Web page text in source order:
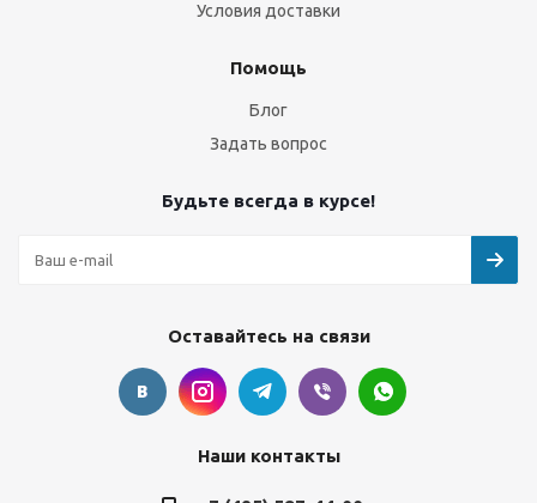
Условия доставки
Помощь
Блог
Задать вопрос
Будьте всегда в курсе!
Оставайтесь на связи
Наши контакты